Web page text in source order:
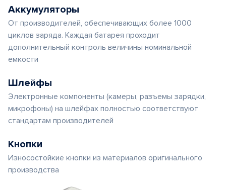
Аккумуляторы
От производителей, обеспечивающих более 1000
циклов заряда. Каждая батарея проходит
дополнительный контроль величины номинальной
емкости
Шлейфы
Электронные компоненты (камеры, разъемы зарядки,
микрофоны) на шлейфах полностью соответствуют
стандартам производителей
Кнопки
Износостойкие кнопки из материалов оригинального
производства